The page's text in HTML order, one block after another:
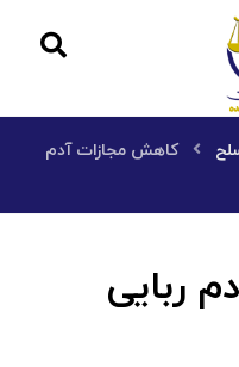
کاهش مجازات آدم
ربایی